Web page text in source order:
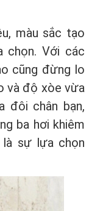
màu sắc tạo
chọn. Với các
cũng đừng lo
và độ xòe vừa
đôi chân bạn,
ba hơi khiêm
sự lựa chọn